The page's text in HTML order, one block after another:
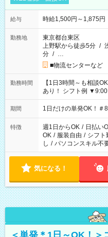
給与 時給1,500円～1,875円
勤務地
東京都台東区
上野駅から徒歩5分 /
分 / …
■物流センターなど
勤務時間
【1日3時間～も相談
あり！ シフト例
▼18:00～21:00
期間 1日だけの単発OK！
特徴 週1日からOK / 日払い
OK / 服装自由 / シフト
し / パソコンスキル不
気になる！
＜単発＊1日～OK！